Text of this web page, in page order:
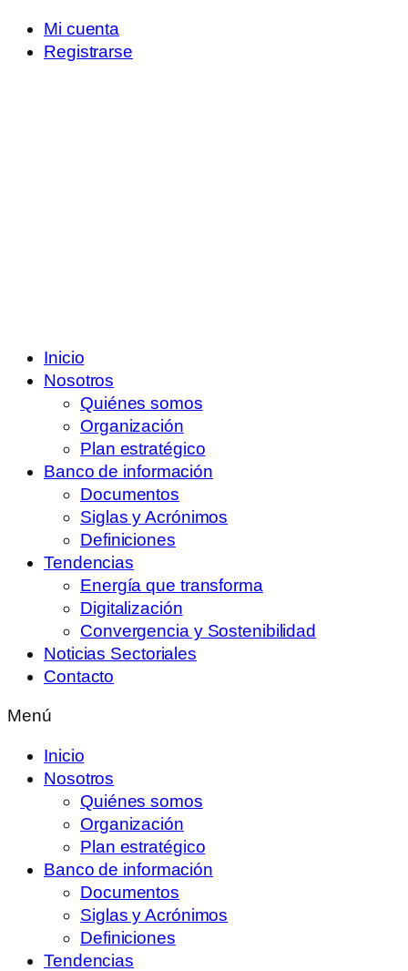
Mi cuenta
Registrarse
Inicio
Nosotros
Quiénes somos
Organización
Plan estratégico
Banco de información
Documentos
Siglas y Acrónimos
Definiciones
Tendencias
Energía que transforma
Digitalización
Convergencia y Sostenibilidad
Noticias Sectoriales
Contacto
Menú
Inicio
Nosotros
Quiénes somos
Organización
Plan estratégico
Banco de información
Documentos
Siglas y Acrónimos
Definiciones
Tendencias